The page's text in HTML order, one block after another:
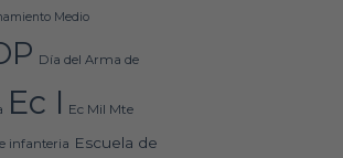
Medio
Día del Arma de
Ec I Ec Mil Mte
infanteria Escuela de